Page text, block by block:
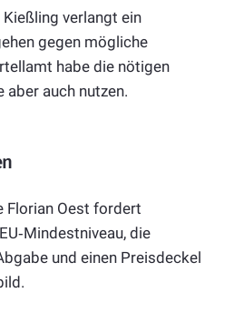
verlangt ein
gegen mögliche
habe die nötigen
aber auch nutzen.
Florian Oest fordert
die
und einen Preisdeckel